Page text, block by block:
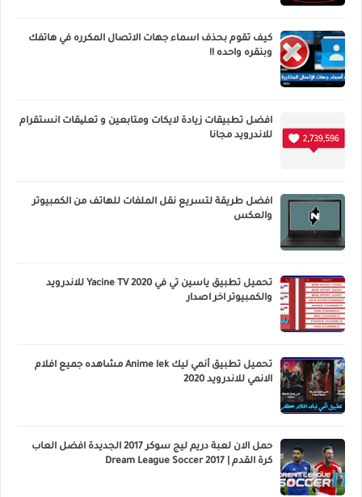
كيف تقوم بحذف اسماء جهات الاتصال المكرره في هاتفك
وبنقره واحده !!
افضل تطبيقات زيادة لايكات ومتابعين و تعلیقات انستقرام
للاندرويد مجانا
افضل طريقة لتسريع نقل الملفات للهاتف من الكمبيوتر
والعكس
تحميل تطبيق ياسين تي في Yacine TV 2020 للاندرويد
والكمبيوتر اخر اصدار
تحميل تطبيق أنمي ليك Anime lek مشاهده جميع افلام
الانمي للاندرويد 2020
حمل الان لعبة دريم ليج سوكر 2017 الجديدة افضل العاب
كرة القدم | Dream League Soccer 2017